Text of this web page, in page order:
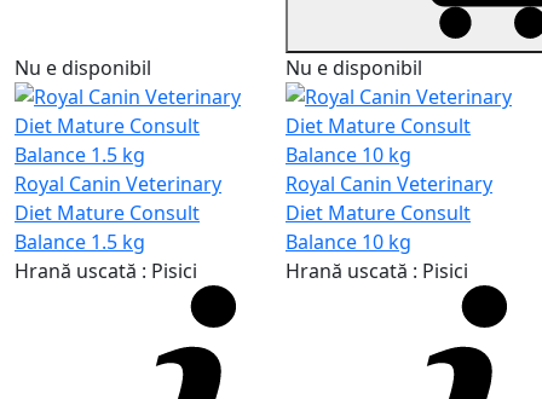
Nu e disponibil
Royal Canin Veterinary
Diet Mature Consult
Balance 1.5 kg
Hrană uscată : Pisici
Nu e disponibil
Royal Canin Veterinary
Diet Mature Consult
Balance 10 kg
Hrană uscată : Pisici